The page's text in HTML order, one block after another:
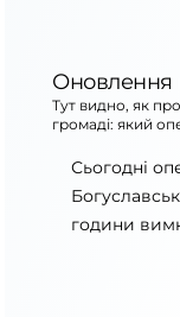
Оновлення
Тут видно, як
громаді: який
Сьогодні
години